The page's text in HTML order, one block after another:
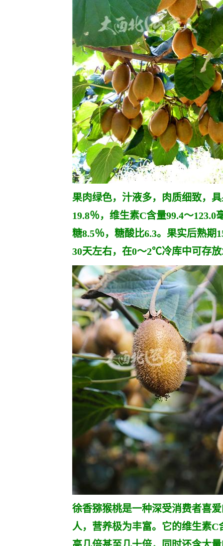
果肉绿色，汁液多，肉质细致，
19.8％，维生素C含量99.4～
糖8.5％，糖酸比6.3。果实后熟期
30天左右，在0～2℃冷库中可存
徐香猕猴桃是一种深受消费者喜
人，营养极为丰富。它的维生素C